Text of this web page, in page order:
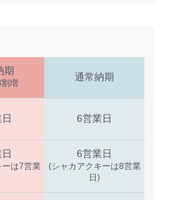
期
増
通常納期
6営業日
は7営業
6営業日
(シャカアクキーは8営業
日)